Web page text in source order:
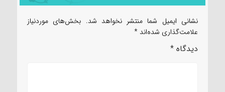
نشانی ایمیل شما منتشر نخواهد شد. بخش‌های موردنیاز
علامت‌گذاری شده‌اند *
دیدگاه *